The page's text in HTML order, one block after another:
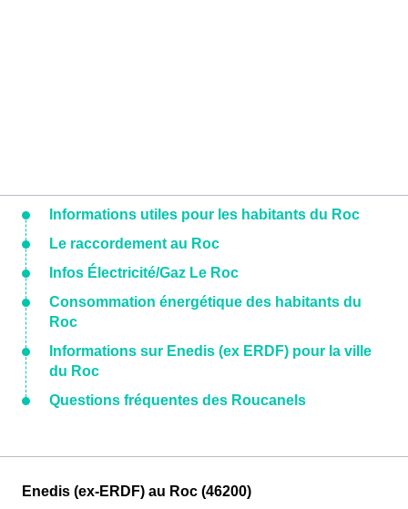
Informations utiles pour les habitants du Roc
Le raccordement au Roc
Infos Électricité/Gaz Le Roc
Consommation énergétique des habitants du
Roc
Informations sur Enedis (ex ERDF) pour la ville
du Roc
Questions fréquentes des Roucanels
Enedis (ex-ERDF) au Roc (46200)